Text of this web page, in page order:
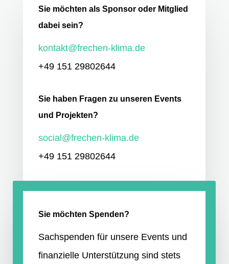
Sie möchten als Sponsor oder Mitglied
dabei sein?
kontakt@frechen-klima.de
+49 151 29802644
Sie haben Fragen zu unseren Events
und Projekten?
social@frechen-klima.de
+49 151 29802644
Sie möchten Spenden?
Sachspenden für unsere Events und
finanzielle Unterstützung sind stets